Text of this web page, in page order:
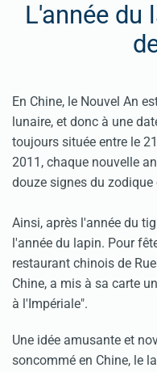
L'année du
En Chine, le Nouvel An
lunaire, et donc à une
toujours située entre le
2011, chaque nouvelle
douze signes du zodique
Ainsi, après l'année du
l'année du lapin. Pour
restaurant chinois de
Chine, a mis à sa carte
à l'Impériale".
Une idée amusante et
soncommé en Chine, le